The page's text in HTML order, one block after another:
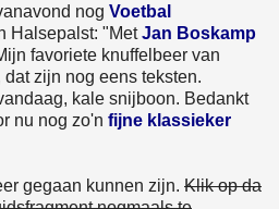
nog Voetbal
Halsepalst: "MetJan Boskamp
favoriete knuffelbeer van
zijn nog eens teksten.
kale snijboon. Bedankt
nu nog zo'n fijne klassieker
gegaan kunnen zijn. Klik op da